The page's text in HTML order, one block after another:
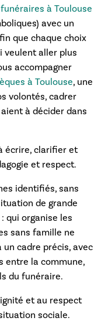
à Toulouse
avec un
que chaque choix
veulent aller plus
accompagner
à Toulouse, une
volontés, cadrer
à décider dans
écrire, clarifier et
et respect.
identifiés, sans
de grande
qui organise les
sans famille ne
un cadre précis, avec
entre la commune,
du funéraire.
et au respect
sociale.